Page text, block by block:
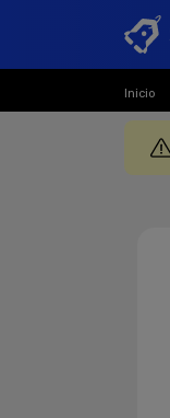
Inicio